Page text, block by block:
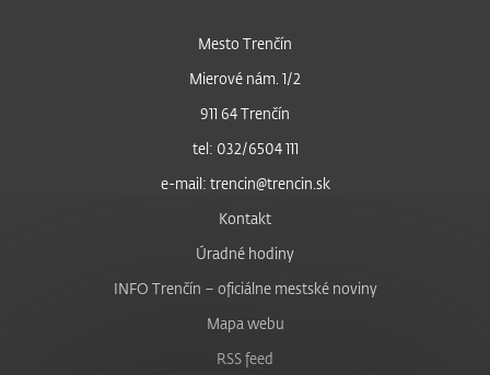
Mesto Trenčín
Mierové nám. 1/2
911 64 Trenčín
tel: 032/6504 111
e-mail: trencin@trencin.sk
Kontakt
Úradné hodiny
INFO Trenčín – oficiálne mestské noviny
Mapa webu
RSS feed